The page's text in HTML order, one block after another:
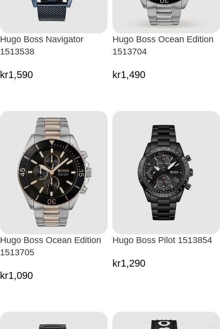
Hugo Boss Navigator
1513538
kr1,590
Hugo Boss Ocean Edition
1513704
kr1,490
Hugo Boss Ocean Edition
1513705
kr1,090
Hugo Boss Pilot 1513854
kr1,290